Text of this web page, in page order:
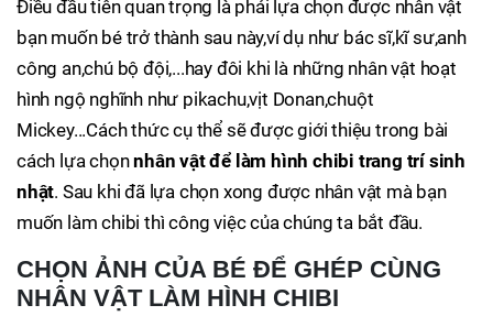
Điều đầu tiên quan trọng là phải lựa chọn được nhân vật
bạn muốn bé trở thành sau này,ví dụ như bác sĩ,kĩ sư,anh
công an,chú bộ đội,...hay đôi khi là những nhân vật hoạt
hình ngộ nghĩnh như pikachu,vịt Donan,chuột
Mickey...Cách thức cụ thể sẽ được giới thiệu trong bài
cách lựa chọnnhân vật để làm hình chibi trang trí sinh
nhật. Sau khi đã lựa chọn xong được nhân vật mà bạn
muốn làm chibi thì công việc của chúng ta bắt đầu.
CHỌN ẢNH CỦA BÉ ĐỂ GHÉP CÙNG
NHÂN VẬT LÀM HÌNH CHIBI